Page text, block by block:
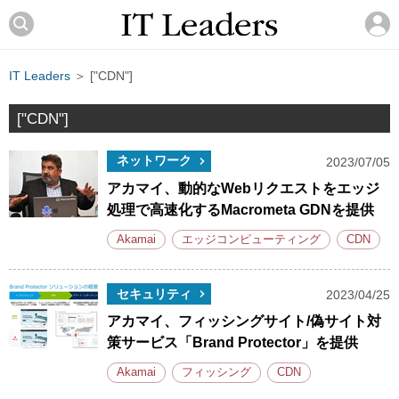
IT Leaders ＞ ["CDN"]
["CDN"]
ネットワーク 2023/07/05
アカマイ、動的なWebリクエストをエッジ
処理で高速化するMacrometa GDNを提供
Akamai エッジコンピューティング CDN
セキュリティ 2023/04/25
アカマイ、フィッシングサイト/偽サイト対
策サービス「Brand Protector」を提供
Akamai フィッシング CDN